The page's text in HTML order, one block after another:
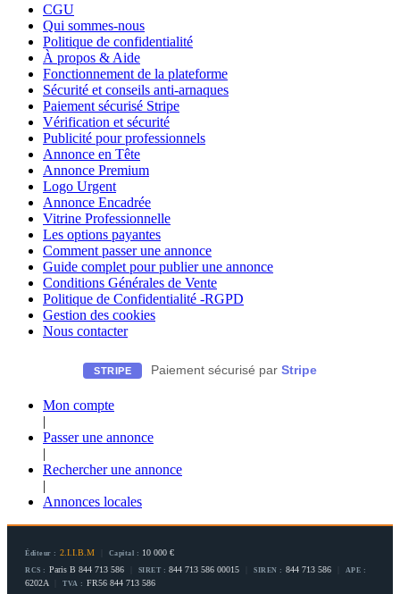
CGU
Qui sommes-nous
Politique de confidentialité
À propos & Aide
Fonctionnement de la plateforme
Sécurité et conseils anti-arnaques
Paiement sécurisé Stripe
Vérification et sécurité
Publicité pour professionnels
Annonce en Tête
Annonce Premium
Logo Urgent
Annonce Encadrée
Vitrine Professionnelle
Les options payantes
Comment passer une annonce
Guide complet pour publier une annonce
Conditions Générales de Vente
Politique de Confidentialité -RGPD
Gestion des cookies
Nous contacter
STRIPE Paiement sécurisé par Stripe
Mon compte
|
Passer une annonce
|
Rechercher une annonce
|
Annonces locales
Éditeur : 2.I.I.B.M Capital : 10 000 €
RCS : Paris B 844 713 586 SIRET : 844 713 586 00015 SIREN : 844 713 586 APE :
6202A TVA : FR56 844 713 586